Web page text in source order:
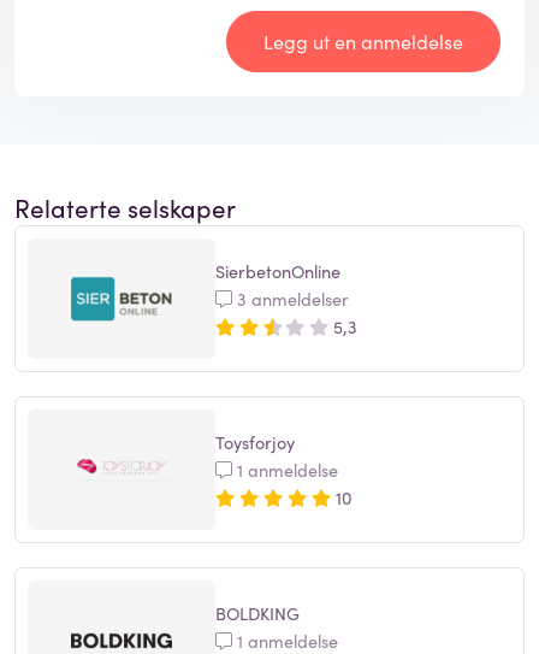
Legg ut en anmeldelse
Relaterte selskaper
SierbetonOnline
3 anmeldelser
5,3
Toysforjoy
1 anmeldelse
10
BOLDKING
1 anmeldelse